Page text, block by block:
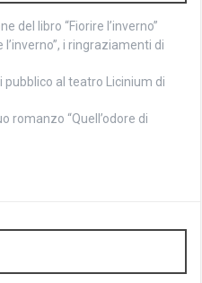
del libro “Fiorire l’inverno”
l’inverno”, i ringraziamenti di
pubblico al teatro Licinium di
romanzo “Quell’odore di